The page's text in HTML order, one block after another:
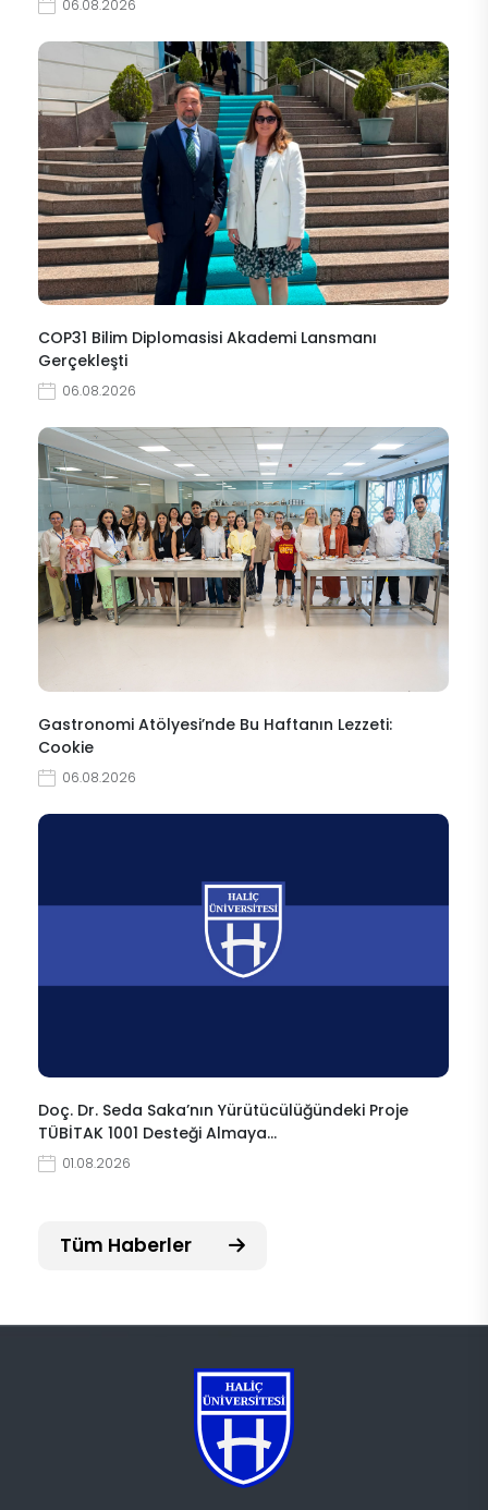
06.08.2026
COP31 Bilim Diplomasisi Akademi Lansmanı
Gerçekleşti
06.08.2026
Gastronomi Atölyesi’nde Bu Haftanın Lezzeti:
Cookie
06.08.2026
Doç. Dr. Seda Saka’nın Yürütücülüğündeki Proje
TÜBİTAK 1001 Desteği Almaya…
01.08.2026
Tüm Haberler